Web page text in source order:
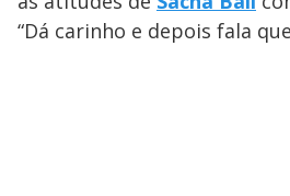
“Dá carinho e depois fala